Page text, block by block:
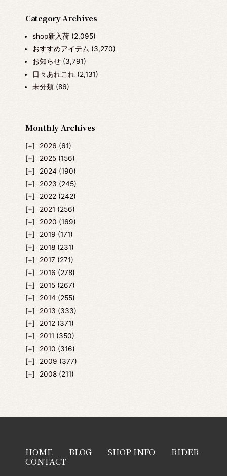
Category Archives
shop新入荷(2,095)
おすすめアイテム (3,270)
お知らせ(3,791)
日々あれこれ(2,131)
未分類(86)
Monthly Archives
2026 (61)
2025 (156)
2024 (190)
2023 (245)
2022 (242)
2021 (256)
2020 (169)
2019 (171)
2018 (231)
2017 (271)
2016 (278)
2015 (267)
2014 (255)
2013 (333)
2012 (371)
2011 (350)
2010 (316)
2009 (377)
2008 (211)
HOME BLOG SHOP INFO RIDER
CONTACT